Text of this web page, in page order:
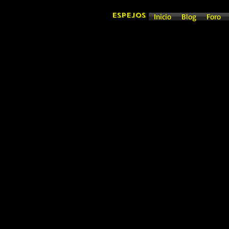
ESPEJOS Inicio Blog Foro